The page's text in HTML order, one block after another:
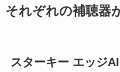
それぞれの補聴器
スターキー エッジ